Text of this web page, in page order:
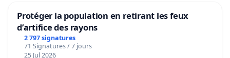
Protéger la population en retirant les feux
d’artifice des rayons
2 797 signatures
71 Signatures / 7 jours
25 Jul 2026